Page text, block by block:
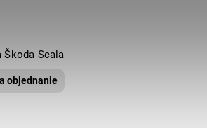
Škoda Scala
objednanie